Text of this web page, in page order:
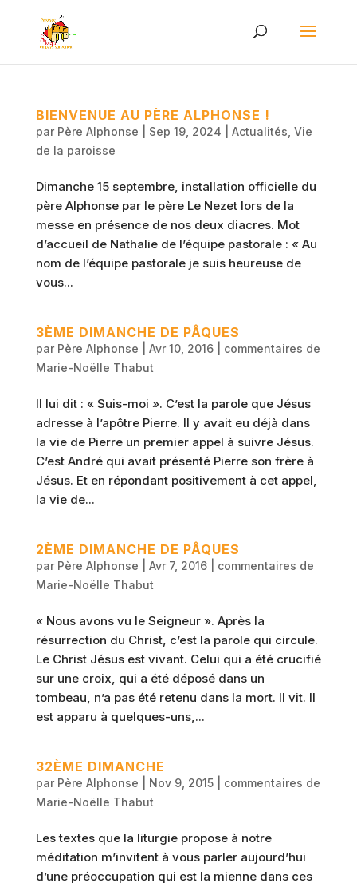
BIENVENUE AU PÈRE ALPHONSE !
par Père Alphonse Sep 19, 2024 Actualités Vie
de la paroisse
Dimanche 15 septembre, installation officielle du
père Alphonse par le père Le Nezet lors de la
messe en présence de nos deux diacres. Mot
d’accueil de Nathalie de l’équipe pastorale : « Au
nom de l’équipe pastorale je suis heureuse de
vous...
3ÈME DIMANCHE DE PÂQUES
par Père Alphonse Avr 10, 2016| commentaires de
Marie-Noëlle Thabut
Il lui dit : « Suis-moi ». C’est la parole que Jésus
adresse à l’apôtre Pierre. Il y avait eu déjà dans
la vie de Pierre un premier appel à suivre Jésus.
C’est André qui avait présenté Pierre son frère à
Jésus. Et en répondant positivement à cet appel,
la vie de...
2ÈME DIMANCHE DE PÂQUES
par Père Alphonse Avr 7, 2016| commentaires de
Marie-Noëlle Thabut
« Nous avons vu le Seigneur ». Après la
résurrection du Christ, c’est la parole qui circule.
Le Christ Jésus est vivant. Celui qui a été crucifié
sur une croix, qui a été déposé dans un
tombeau, n’a pas été retenu dans la mort. Il vit. Il
est apparu à quelques-uns,...
32ÈME DIMANCHE
par Père Alphonse Nov 9, 2015| commentaires de
Marie-Noëlle Thabut
Les textes que la liturgie propose à notre
méditation m’invitent à vous parler aujourd’hui
d’une préoccupation qui est la mienne dans ces